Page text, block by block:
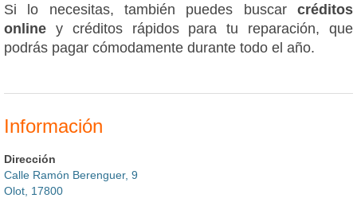
Si lo necesitas, también puedes buscar créditos
online y créditos rápidos para tu reparación, que
podrás pagar cómodamente durante todo el año.
Información
Dirección
Calle Ramón Berenguer, 9
Olot, 17800